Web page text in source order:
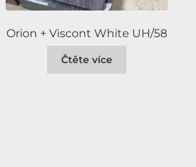
Orion + Viscont White UH/58
Čtěte více